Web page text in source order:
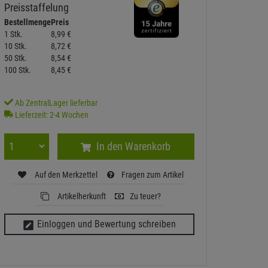
Preisstaffelung
BestellmengePreis
1 Stk.
8,99 €
10 Stk.
8,72 €
50 Stk.
8,54€
100 Stk.
8,45€
Ab ZentralLager lieferbar
Lieferzeit: 2-4 Wochen
In den Warenkorb
Auf den Merkzettel Fragen zum Artikel
Artikelherkunft Zu teuer?
Einloggen und Bewertung schreiben